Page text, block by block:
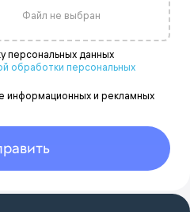
персональных данных
обработки персональных
информационных и рекламных